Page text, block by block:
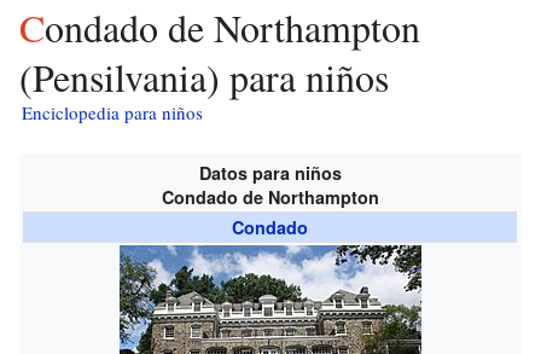
Condado de Northampton
(Pensilvania) para niños
Enciclopedia para niños
Datos para niños
Condado de Northampton
Condado